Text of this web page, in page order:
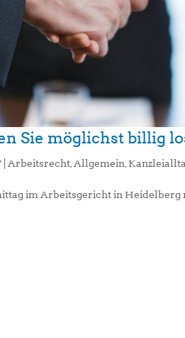
Sie möglichst billig
Arbeitsrecht Allgemein
im Arbeitsgericht in